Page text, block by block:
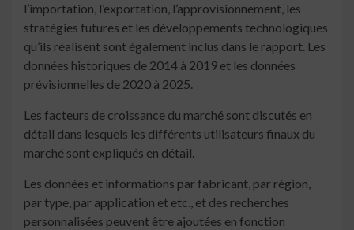
l’importation, l’exportation, l’approvisionnement, les
stratégies futures et les développements technologiques
qu’ils réalisent sont également inclus dans le rapport. Les
données historiques de 2014 à 2019 et les données
prévisionnelles de 2020 à 2025.
Les facteurs de croissance du marché sont discutés en
détail dans lesquels les différents utilisateurs finaux du
marché sont expliqués en détail.
Les données et informations par fabricant, par région,
par type, par application et etc., et des recherches
personnalisées peuvent être ajoutées en fonction